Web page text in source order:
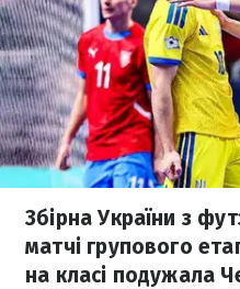
Збірна України з
матчі групового
на класі подужала